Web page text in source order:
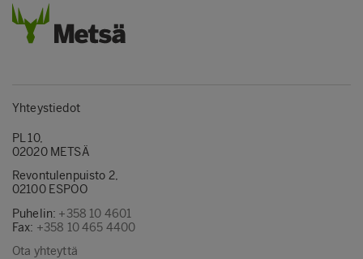
Yhteystiedot
PL 10,
02020 METSÄ
Revontulenpuisto 2,
02100 ESPOO
Puhelin: +358 10 4601
Fax: +358 10 465 4400
Ota yhteyttä